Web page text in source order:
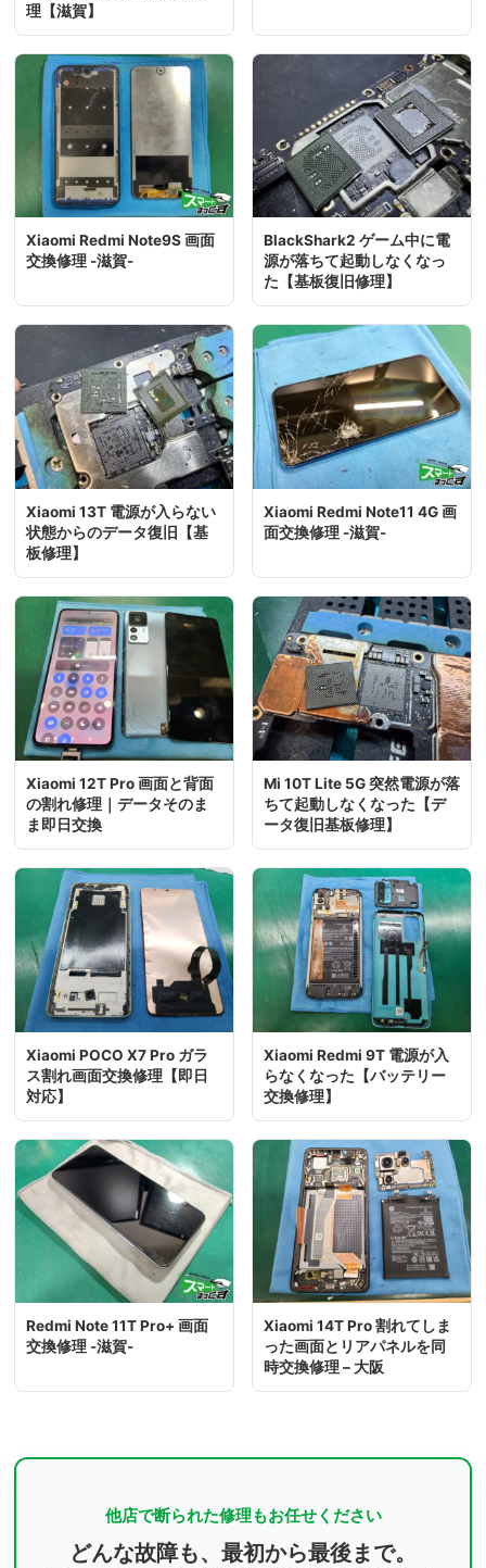
理【滋賀】
Xiaomi Redmi Note9S 画面
交換修理 -滋賀-
BlackShark2 ゲーム中に電
源が落ちて起動しなくなっ
た【基板復旧修理】
Xiaomi 13T 電源が入らない
状態からのデータ復旧【基
板修理】
Xiaomi Redmi Note11 4G 画
面交換修理 -滋賀-
Xiaomi 12T Pro 画面と背面
の割れ修理｜データそのま
ま即日交換
Mi 10T Lite 5G 突然電源が落
ちて起動しなくなった【デ
ータ復旧基板修理】
Xiaomi POCO X7 Pro ガラ
ス割れ画面交換修理【即日
対応】
Xiaomi Redmi 9T 電源が入
らなくなった【バッテリー
交換修理】
Redmi Note 11T Pro+ 画面
交換修理 -滋賀-
Xiaomi 14T Pro 割れてしま
った画面とリアパネルを同
時交換修理 – 大阪
他店で断られた修理もお任せください
どんな故障も、最初から最後まで。